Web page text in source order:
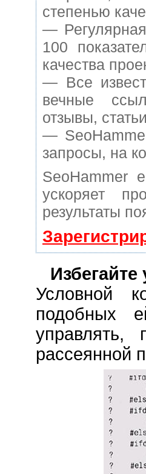
степенью
—
100
качества
— Все
вечные
отзывы,
—
запросы, на
SeoHammer
ускоряет
результаты
Условной
подобных
управлять,
рассеянной